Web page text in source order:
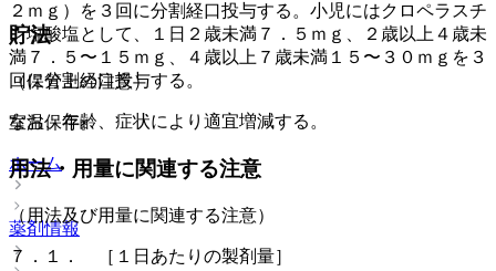
貯法
（保管上の注意）
室温保存。
ホーム
薬剤情報
２ｍｇ）を３回に分割経口投与する。小児にはクロペラスチ
ン塩酸塩として、１日２歳未満７．５ｍｇ、２歳以上４歳未
満７．５〜１５ｍｇ、４歳以上７歳未満１５〜３０ｍｇを３
回に分割経口投与する。
なお、年齢、症状により適宜増減する。
用法・用量に関連する注意
（用法及び用量に関連する注意）
７．１． ［１日あたりの製剤量］